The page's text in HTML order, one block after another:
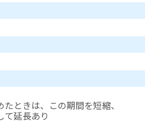
ときは、この期間を短縮、
て延長あり